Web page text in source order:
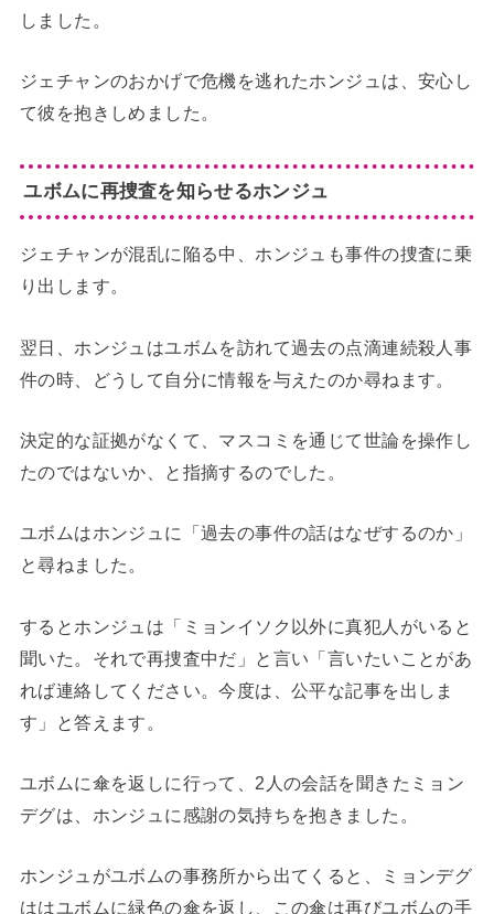
しました。
ジェチャンのおかげで危機を逃れたホンジュは、安心し
て彼を抱きしめました。
ユボムに再捜査を知らせるホンジュ
ジェチャンが混乱に陥る中、ホンジュも事件の捜査に乗
り出します。
翌日、ホンジュはユボムを訪れて過去の点滴連続殺人事
件の時、どうして自分に情報を与えたのか尋ねます。
決定的な証拠がなくて、マスコミを通じて世論を操作し
たのではないか、と指摘するのでした。
ユボムはホンジュに「過去の事件の話はなぜするのか」
と尋ねました。
するとホンジュは「ミョンイソク以外に真犯人がいると
聞いた。それで再捜査中だ」と言い「言いたいことがあ
れば連絡してください。今度は、公平な記事を出しま
す」と答えます。
ユボムに傘を返しに行って、2人の会話を聞きたミョン
デグは、ホンジュに感謝の気持ちを抱きました。
ホンジュがユボムの事務所から出てくると、ミョンデグ
ははユボムに緑色の傘を返し、この傘は再びユボムの手